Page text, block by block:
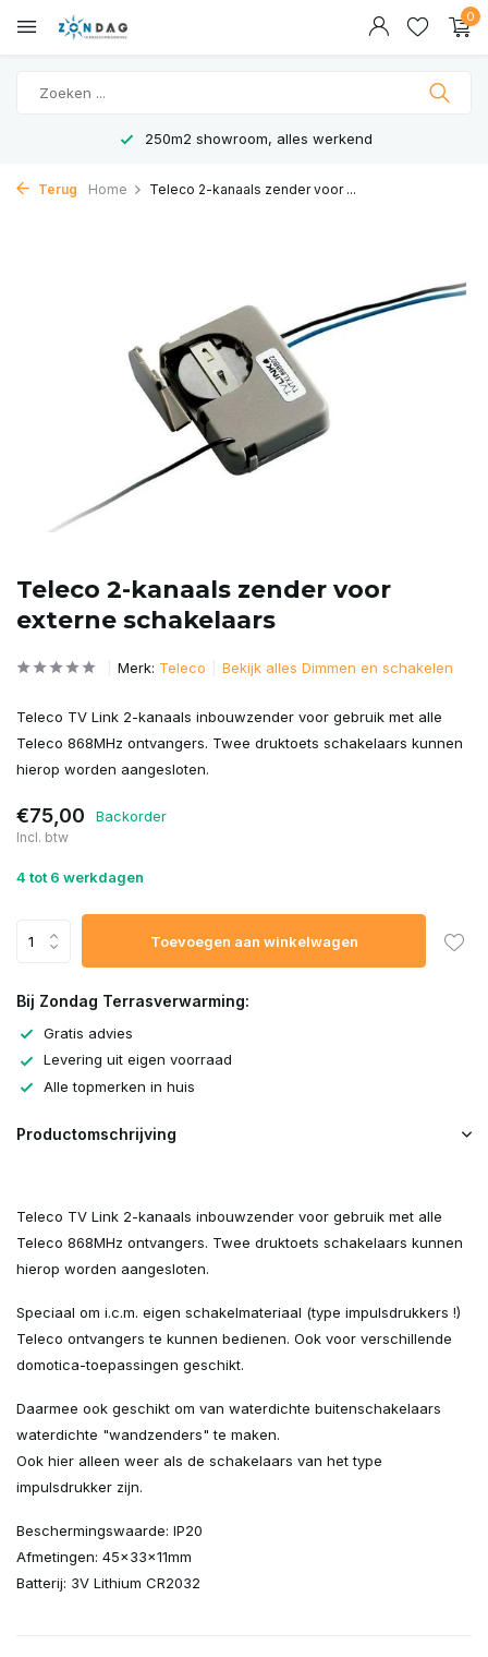
0
250m2 showroom, alles werkend
Terug Home Teleco 2-kanaals zender voor ...
Teleco 2-kanaals zender voor
externe schakelaars
Merk: Teleco Bekijk alles Dimmen en schakelen
Teleco TV Link 2-kanaals inbouwzender voor gebruik met alle
Teleco 868MHz ontvangers. Twee druktoets schakelaars kunnen
hierop worden aangesloten.
€75,00 Backorder
Incl. btw
4 tot 6 werkdagen
Toevoegen aan winkelwagen
Bij Zondag Terrasverwarming:
Gratis advies
Levering uit eigen voorraad
Alle topmerken in huis
Productomschrijving
Teleco TV Link 2-kanaals inbouwzender voor gebruik met alle
Teleco 868MHz ontvangers. Twee druktoets schakelaars kunnen
hierop worden aangesloten.
Speciaal om i.c.m. eigen schakelmateriaal (type impulsdrukkers !)
Teleco ontvangers te kunnen bedienen. Ook voor verschillende
domotica-toepassingen geschikt.
Daarmee ook geschikt om van waterdichte buitenschakelaars
waterdichte "wandzenders" te maken.
Ook hier alleen weer als de schakelaars van het type
impulsdrukker zijn.
Beschermingswaarde: IP20
Afmetingen: 45x33x11mm
Batterij: 3V Lithium CR2032